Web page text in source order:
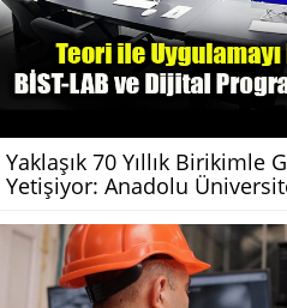
Yaklaşık 70 Yıllık Birikimle
Yetişiyor: Anadolu